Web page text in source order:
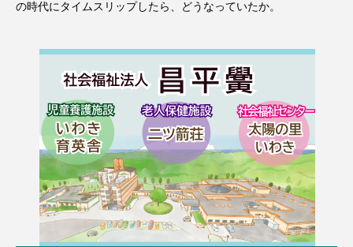
の時代にタイムスリップしたら、どうなっていたか。